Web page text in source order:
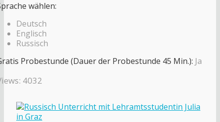
wählen:
Deutsch
Englisch
Russisch
Probestunde (Dauer der Probestunde 45 Min.): Ja
4032